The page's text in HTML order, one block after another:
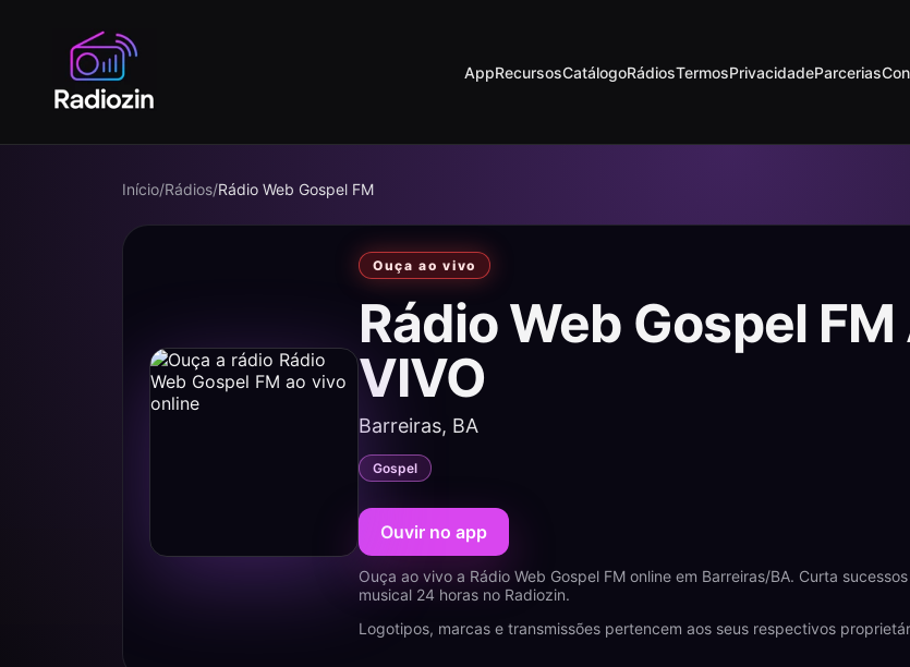
AppRecursosCatálogoRádiosTermosPrivacidadeParcerias
Início/Rádios/Rádio Web Gospel FM
Ouça ao vivo
Rádio Web Gospel FM
VIVO
Barreiras, BA
Gospel
Ouvir no app
Ouça ao vivo a Rádio Web Gospel FM online em Barreiras/BA. Curta
musical 24 horas no Radiozin.
Logotipos, marcas e transmissões pertencem aos seus respectivos